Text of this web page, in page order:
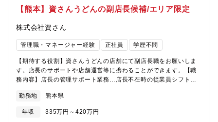
【熊本】資さんうどんの副店長候補/エリア限定
株式会社資さん
管理職・マネージャー経験 正社員 学歴不問
【期待する役割】資さんうどんの店舗にて副店長職をお願いしま
す。店長のサポートや店舗運営等に携わることができます。【職
務内容】店長の管理サポート業務…店長不在時の従業員シフト管
ホール業務…オーダー確認、料理の配膳キッチン業務…各メニュ
ーの味付け・盛り付け、揚げ物 等※ピーク時の店舗運のプロに
なることを期待しているので、基本的に日勤のシフトに入って頂
勤務地 熊本県
年収 335万円～420万円